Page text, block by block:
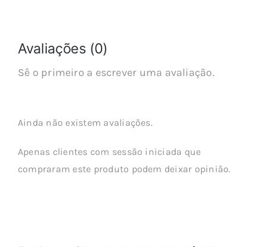
Avaliações (0)
Sê o primeiro a escrever uma avaliação.
Ainda não existem avaliações.
Apenas clientes com sessão iniciada que
compraram este produto podem deixar opinião.